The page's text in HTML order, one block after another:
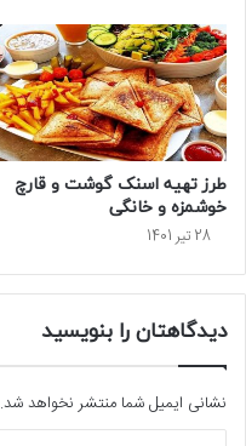
طرز تهیه اسنک گوشت و قارچ
خوشمزه و خانگی
28 تیر 1401
دیدگاهتان را بنویسید
نشانی ایمیل شما منتشر نخواهد شد.